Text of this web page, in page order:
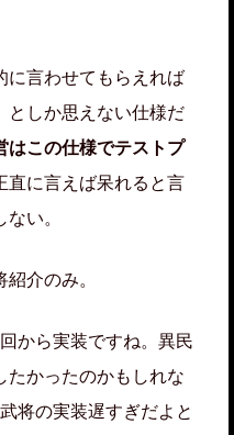
言わせてもらえれば
としか思えない仕様だ
はこの仕様でテストプ
に言えば呆れると言
い。
介のみ。
から実装ですね。異民
たかったのかもしれな
将の実装遅すぎだよと